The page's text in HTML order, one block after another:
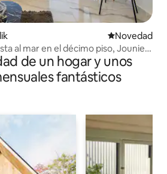
Lugar para
Novedad
al mar en el décimo piso, Jounieh
de un hogar y unos
fantásticos